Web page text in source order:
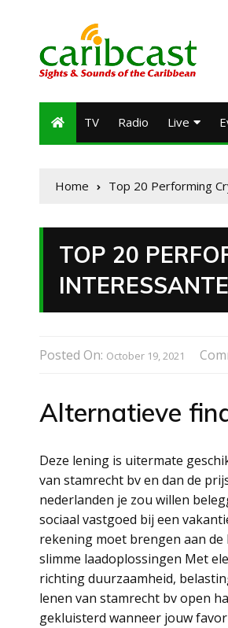
TV Radio Live
Home Top 20 Performing
TOP 20
Posted On: October 19, 2021
Alternatieve
Deze lening is uitermate
van stamrecht bv en dan de
nederlanden je zou willen
sociaal vastgoed bij een
rekening moet brengen aan
slimme laadoplossingen Met
richting duurzaamheid,
lenen van stamrecht bv open
gekluisterd wanneer jouw